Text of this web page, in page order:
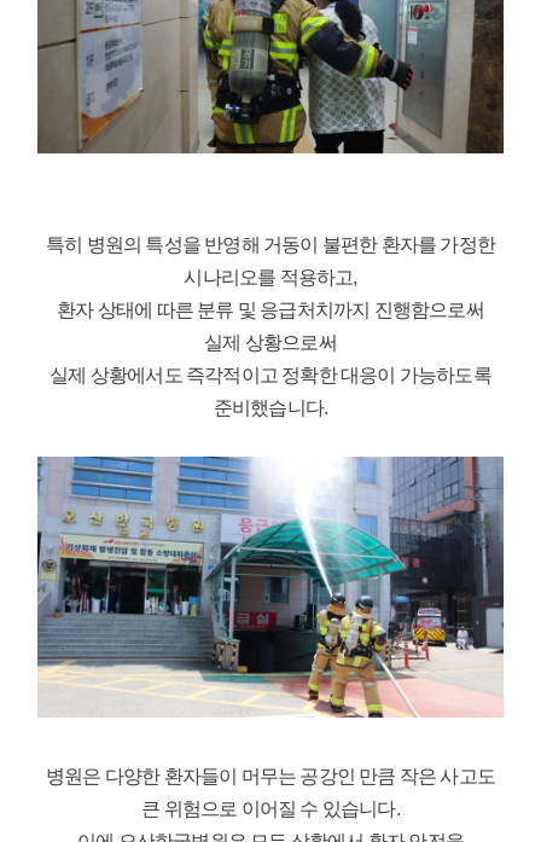
특히 병원의 특성을 반영해 거동이 불편한 환자를 가정한
시나리오를 적용하고,
환자 상태에 따른 분류 및 응급처치까지 진행함으로써
실제 상황으로써
실제 상황에서도 즉각적이고 정확한 대응이 가능하도록
준비했습니다.
병원은 다양한 환자들이 머무는 공강인 만큼 작은 사고도
큰 위험으로 이어질 수 있습니다.